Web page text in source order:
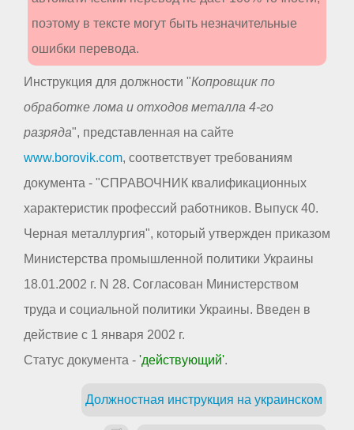
поэтому в тексте могут быть незначительные
ошибки перевода.
Инструкция для должности "Копровщик по
обработке лома и отходов металла 4-го
разряда", представленная на сайте
www.borovik.com, соответствует требованиям
документа - "СПРАВОЧНИК квалификационных
характеристик профессий работников. Выпуск 40.
Черная металлургия", который утвержден приказом
Министерства промышленной политики Украины
18.01.2002 г. N 28. Согласован Министерством
труда и социальной политики Украины. Введен в
действие с 1 января 2002 г.
Статус документа - 'действующий'.
Должностная инструкция на украинском